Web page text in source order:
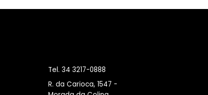
Tel. 34 3217-0888
R. da Carioca, 1547 -